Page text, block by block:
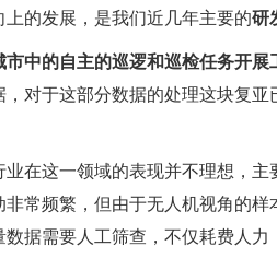
上的发展，是我们近几年主要的研
市中的自主的巡逻和巡检任务开展
对于这部分数据的处理这块复
在这一领域的表现并不理想，主
常频繁，但由于无人机视角的
据需要人工筛查，不仅耗费人